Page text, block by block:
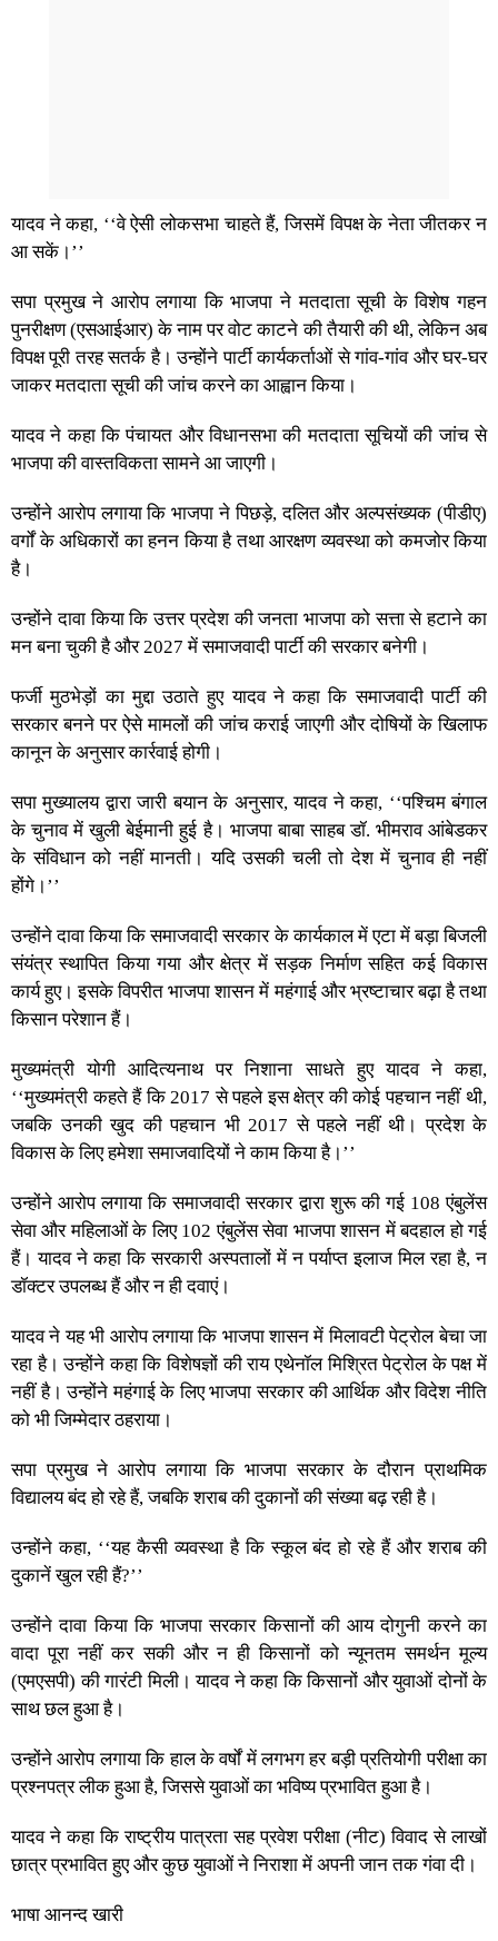
यादव ने कहा, ‘‘वे ऐसी लोकसभा चाहते हैं, जिसमें विपक्ष के नेता जीतकर न
आ सकें।’’
सपा प्रमुख ने आरोप लगाया कि भाजपा ने मतदाता सूची के विशेष गहन
पुनरीक्षण (एसआईआर) के नाम पर वोट काटने की तैयारी की थी, लेकिन अब
विपक्ष पूरी तरह सतर्क है। उन्होंने पार्टी कार्यकर्ताओं से गांव-गांव और घर-घर
जाकर मतदाता सूची की जांच करने का आह्वान किया।
यादव ने कहा कि पंचायत और विधानसभा की मतदाता सूचियों की जांच से
भाजपा की वास्तविकता सामने आ जाएगी।
उन्होंने आरोप लगाया कि भाजपा ने पिछड़े, दलित और अल्पसंख्यक (पीडीए)
वर्गों के अधिकारों का हनन किया है तथा आरक्षण व्यवस्था को कमजोर किया
है।
उन्होंने दावा किया कि उत्तर प्रदेश की जनता भाजपा को सत्ता से हटाने का
मन बना चुकी है और 2027 में समाजवादी पार्टी की सरकार बनेगी।
फर्जी मुठभेड़ों का मुद्दा उठाते हुए यादव ने कहा कि समाजवादी पार्टी की
सरकार बनने पर ऐसे मामलों की जांच कराई जाएगी और दोषियों के खिलाफ
कानून के अनुसार कार्रवाई होगी।
सपा मुख्यालय द्वारा जारी बयान के अनुसार, यादव ने कहा, ‘‘पश्चिम बंगाल
के चुनाव में खुली बेईमानी हुई है। भाजपा बाबा साहब डॉ. भीमराव आंबेडकर
के संविधान को नहीं मानती। यदि उसकी चली तो देश में चुनाव ही नहीं
होंगे।’’
उन्होंने दावा किया कि समाजवादी सरकार के कार्यकाल में एटा में बड़ा बिजली
संयंत्र स्थापित किया गया और क्षेत्र में सड़क निर्माण सहित कई विकास
कार्य हुए। इसके विपरीत भाजपा शासन में महंगाई और भ्रष्टाचार बढ़ा है तथा
किसान परेशान हैं।
मुख्यमंत्री योगी आदित्यनाथ पर निशाना साधते हुए यादव ने कहा,
‘‘मुख्यमंत्री कहते हैं कि 2017 से पहले इस क्षेत्र की कोई पहचान नहीं थी,
जबकि उनकी खुद की पहचान भी 2017 से पहले नहीं थी। प्रदेश के
विकास के लिए हमेशा समाजवादियों ने काम किया है।’’
उन्होंने आरोप लगाया कि समाजवादी सरकार द्वारा शुरू की गई 108 एंबुलेंस
सेवा और महिलाओं के लिए 102 एंबुलेंस सेवा भाजपा शासन में बदहाल हो गई
हैं। यादव ने कहा कि सरकारी अस्पतालों में न पर्याप्त इलाज मिल रहा है, न
डॉक्टर उपलब्ध हैं और न ही दवाएं।
यादव ने यह भी आरोप लगाया कि भाजपा शासन में मिलावटी पेट्रोल बेचा जा
रहा है। उन्होंने कहा कि विशेषज्ञों की राय एथेनॉल मिश्रित पेट्रोल के पक्ष में
नहीं है। उन्होंने महंगाई के लिए भाजपा सरकार की आर्थिक और विदेश नीति
को भी जिम्मेदार ठहराया।
सपा प्रमुख ने आरोप लगाया कि भाजपा सरकार के दौरान प्राथमिक
विद्यालय बंद हो रहे हैं, जबकि शराब की दुकानों की संख्या बढ़ रही है।
उन्होंने कहा, ‘‘यह कैसी व्यवस्था है कि स्कूल बंद हो रहे हैं और शराब की
दुकानें खुल रही हैं?’’
उन्होंने दावा किया कि भाजपा सरकार किसानों की आय दोगुनी करने का
वादा पूरा नहीं कर सकी और न ही किसानों को न्यूनतम समर्थन मूल्य
(एमएसपी) की गारंटी मिली। यादव ने कहा कि किसानों और युवाओं दोनों के
साथ छल हुआ है।
उन्होंने आरोप लगाया कि हाल के वर्षों में लगभग हर बड़ी प्रतियोगी परीक्षा का
प्रश्नपत्र लीक हुआ है, जिससे युवाओं का भविष्य प्रभावित हुआ है।
यादव ने कहा कि राष्ट्रीय पात्रता सह प्रवेश परीक्षा (नीट) विवाद से लाखों
छात्र प्रभावित हुए और कुछ युवाओं ने निराशा में अपनी जान तक गंवा दी।
भाषा आनन्‍द खारी